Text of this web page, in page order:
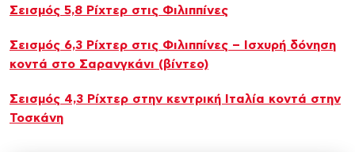
Σεισμός 5,8 Ρίχτερ στις Φιλιππίνες
Σεισμός 6,3 Ρίχτερ στις Φιλιππίνες – Ισχυρή δόνηση
κοντά στο Σαρανγκάνι (βίντεο)
Σεισμός 4,3 Ρίχτερ στην κεντρική Ιταλία κοντά στην
Τοσκάνη